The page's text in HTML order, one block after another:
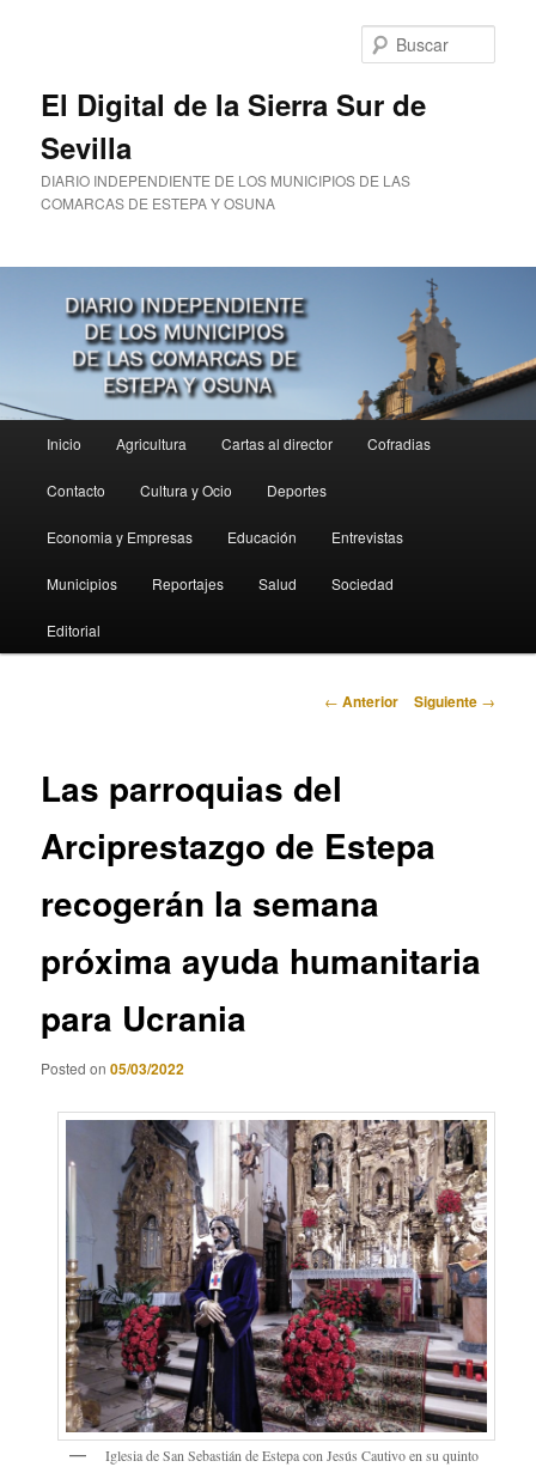
El Digital de la Sierra Sur de
Sevilla
DIARIO INDEPENDIENTE DE LOS MUNICIPIOS DE LAS
COMARCAS DE ESTEPA Y OSUNA
principal
Inicio Agricultura Cartas al director Cofradias
Contacto Cultura y Ocio Deportes
Economia y Empresas Educación Entrevistas
Municipios Reportajes Salud Sociedad
Editorial
Navegación
← Anterior Siguiente →
Las parroquias del
Arciprestazgo de Estepa
recogerán la semana
próxima ayuda humanitaria
para Ucrania
Posted on05/03/2022
Iglesia de San Sebastián de Estepa con Jesús Cautivo en su quinto